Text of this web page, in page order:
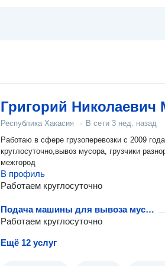
Григорий Николаевич
Республика Хакасия · В сети 3 нед. назад
Работаю в сфере грузоперевозки с 2009
круглосуточно,вывоз мусора, грузчики
межгород
В профиль
Работаем круглосуточно
Подача машины для вывоза мусора
Работаем круглосуточно
Ещё 12 услуг